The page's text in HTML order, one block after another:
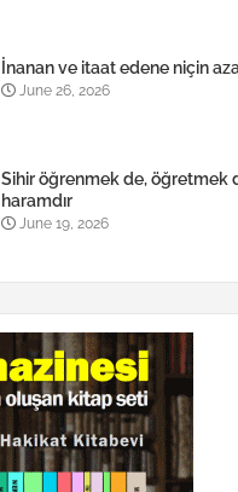
İnanan ve itaat edene niçin
June 26, 2026
Sihir öğrenmek de, öğretmek
haramdır
June 19, 2026